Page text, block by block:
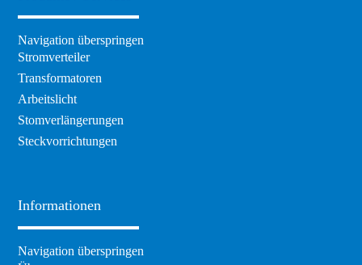
Navigation überspringen
Stromverteiler
Transformatoren
Arbeitslicht
Stomverlängerungen
Steckvorrichtungen
Informationen
Navigation überspringen